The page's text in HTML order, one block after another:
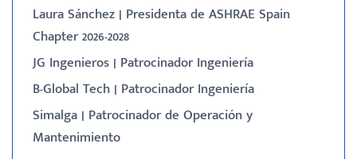
Laura Sánchez | Presidenta de ASHRAE Spain
Chapter 2026-2028
JG Ingenieros | Patrocinador Ingeniería
B-Global Tech | Patrocinador Ingeniería
Simalga | Patrocinador de Operación y
Mantenimiento